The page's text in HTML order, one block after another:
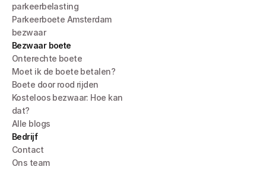
parkeerbelasting
Parkeerboete Amsterdam
bezwaar
Bezwaar boete
Onterechte boete
Moet ik de boete betalen?
Boete door rood rijden
Kosteloos bezwaar: Hoe kan
dat?
Alle blogs
Bedrijf
Contact
Ons team